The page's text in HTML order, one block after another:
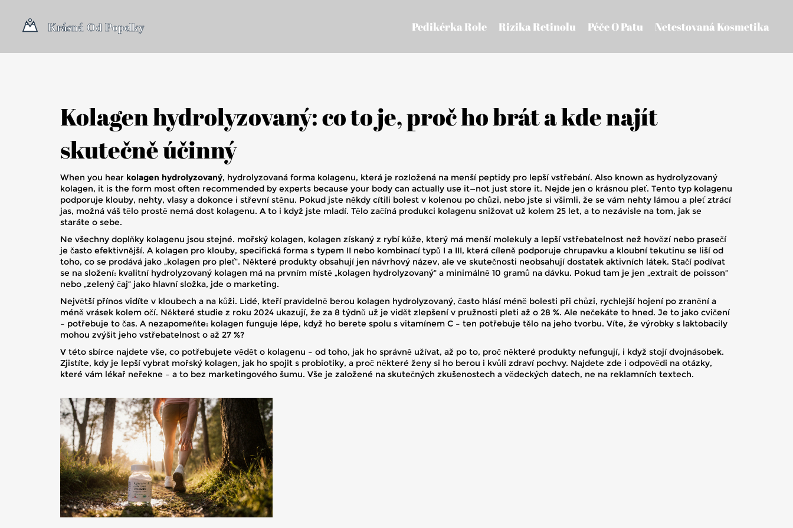
Netestovaná Kosmetika
Péče O Patu
Rizika Retinolu
Pedikérka Role
Kolagen hydrolyzovaný: co to je, proč ho brát a kde najít
skutečně účinný
When you hear kolagen hydrolyzovaný, hydrolyzovaná forma kolagenu, která je rozložená na menší peptidy pro lepší vstřebání. Also known as hydrolyzovaný
kolagen, it is the form most often recommended by experts because your body can actually use it—not just store it. Nejde jen o krásnou pleť. Tento typ kolagenu
podporuje klouby, nehty, vlasy a dokonce i střevní stěnu. Pokud jste někdy cítili bolest v kolenou po chůzi, nebo jste si všimli, že se vám nehty lámou a pleť ztrácí
jas, možná váš tělo prostě nemá dost kolagenu. A to i když jste mladí. Tělo začíná produkci kolagenu snižovat už kolem 25 let, a to nezávisle na tom, jak se
staráte o sebe.
Ne všechny doplňky kolagenu jsou stejné. mořský kolagen, kolagen získaný z rybí kůže, který má menší molekuly a lepší vstřebatelnost než hovězí nebo prasečí
je často efektivnější. A kolagen pro klouby, specifická forma s typem II nebo kombinací typů I a III, která cíleně podporuje chrupavku a kloubní tekutinu se liší od
toho, co se prodává jako „kolagen pro pleť“. Některé produkty obsahují jen návrhový název, ale ve skutečnosti neobsahují dostatek aktivních látek. Stačí podívat
se na složení: kvalitní hydrolyzovaný kolagen má na prvním místě „kolagen hydrolyzovaný“ a minimálně 10 gramů na dávku. Pokud tam je jen „extrait de poisson“
nebo „zelený čaj“ jako hlavní složka, jde o marketing.
Největší přínos vidíte v kloubech a na kůži. Lidé, kteří pravidelně berou kolagen hydrolyzovaný, často hlásí méně bolesti při chůzi, rychlejší hojení po zranění a
méně vrásek kolem očí. Některé studie z roku 2024 ukazují, že za 8 týdnů už je vidět zlepšení v pružnosti pleti až o 28 %. Ale nečekáte to hned. Je to jako cvičení
– potřebuje to čas. A nezapomeňte: kolagen funguje lépe, když ho berete spolu s vitamínem C – ten potřebuje tělo na jeho tvorbu. Víte, že výrobky s laktobacily
mohou zvýšit jeho vstřebatelnost o až 27 %?
V této sbírce najdete vše, co potřebujete vědět o kolagenu – od toho, jak ho správně užívat, až po to, proč některé produkty nefungují, i když stojí dvojnásobek.
Zjistíte, kdy je lepší vybrat mořský kolagen, jak ho spojit s probiotiky, a proč některé ženy si ho berou i kvůli zdraví pochvy. Najdete zde i odpovědi na otázky,
které vám lékař neřekne – a to bez marketingového šumu. Vše je založené na skutečných zkušenostech a vědeckých datech, ne na reklamních textech.